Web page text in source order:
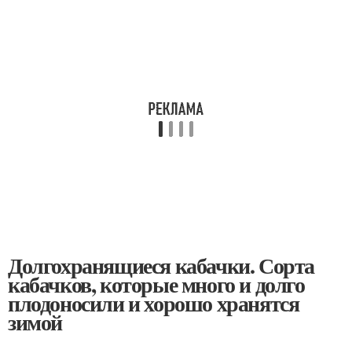
Долгохранящиеся кабачки. Сорта
кабачков, которые много и долго
плодоносили и хорошо хранятся
зимой